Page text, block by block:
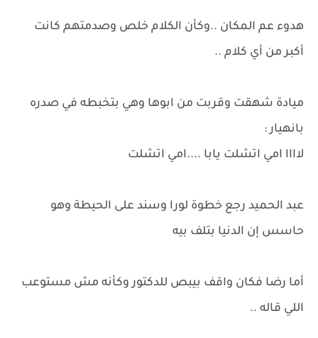
هدوء عم المكان ..وكأن الكلام خلص وصدمتهم كانت
أكبر من أي كلام ..
ميادة شهقت وقربت من ابوها وهي بتخبطه في صدره
بانهيار :
لاااا امي اتشلت يابا ....امي اتشلت
عبد الحميد رجع خطوة لورا وسند على الحيطة وهو
حاسس إن الدنيا بتلف بيه
أما رضا فكان واقف بيبص للدكتور وكأنه مش مستوعب
اللي قاله ..